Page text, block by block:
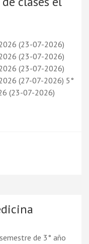
(23-07-2026)
(23-07-2026)
(23-07-2026)
(27-07-2026) 5°
(23-07-2026)
de 3° año